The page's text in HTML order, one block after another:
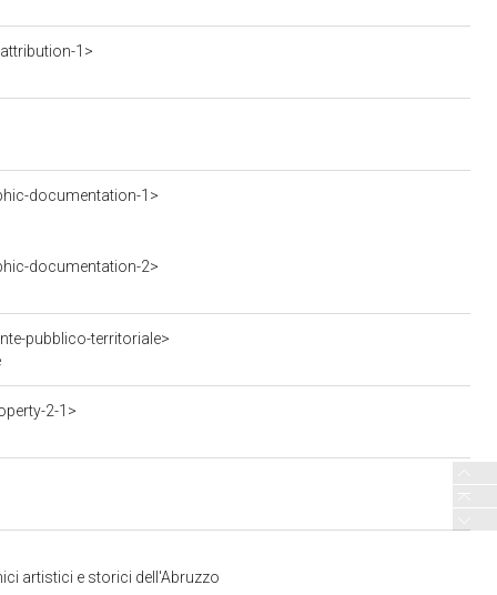
1>
documentation-1>
documentation-2>
pubblico-territoriale>
2-1>
artistici e storici dell'Abruzzo